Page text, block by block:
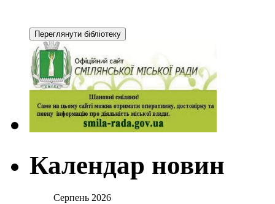
Календар новин
Серпень 2026